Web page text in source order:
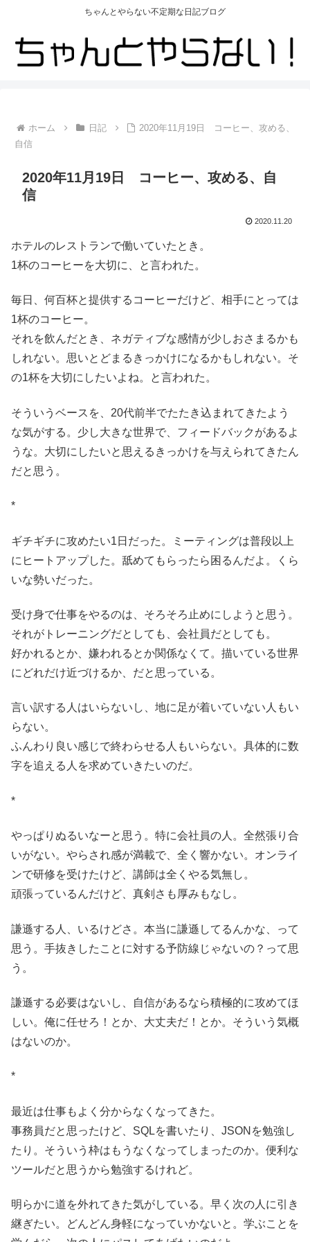
ちゃんとやらない不定期な日記ブログ
ホーム 日記
2020年11月19日 コーヒー、攻める、
自信
2020年11月19日 コーヒー、攻める、自
信
2020.11.20
ホテルのレストランで働いていたとき。
1杯のコーヒーを大切に、と言われた。
毎日、何百杯と提供するコーヒーだけど、相手にとっては
1杯のコーヒー。
それを飲んだとき、ネガティブな感情が少しおさまるかも
しれない。思いとどまるきっかけになるかもしれない。そ
の1杯を大切にしたいよね。と言われた。
そういうベースを、20代前半でたたき込まれてきたよう
な気がする。少し大きな世界で、フィードバックがあるよ
うな。大切にしたいと思えるきっかけを与えられてきたん
だと思う。
*
ギチギチに攻めたい1日だった。ミーティングは普段以上
にヒートアップした。舐めてもらったら困るんだよ。くら
いな勢いだった。
受け身で仕事をやるのは、そろそろ止めにしようと思う。
それがトレーニングだとしても、会社員だとしても。
好かれるとか、嫌われるとか関係なくて。描いている世界
にどれだけ近づけるか、だと思っている。
言い訳する人はいらないし、地に足が着いていない人もい
らない。
ふんわり良い感じで終わらせる人もいらない。具体的に数
字を追える人を求めていきたいのだ。
*
やっぱりぬるいなーと思う。特に会社員の人。全然張り合
いがない。やらされ感が満載で、全く響かない。オンライ
ンで研修を受けたけど、講師は全くやる気無し。
頑張っているんだけど、真剣さも厚みもなし。
謙遜する人、いるけどさ。本当に謙遜してるんかな、って
思う。手抜きしたことに対する予防線じゃないの？って思
う。
謙遜する必要はないし、自信があるなら積極的に攻めてほ
しい。俺に任せろ！とか、大丈夫だ！とか。そういう気概
はないのか。
*
最近は仕事もよく分からなくなってきた。
事務員だと思ったけど、SQLを書いたり、JSONを勉強し
たり。そういう枠はもうなくなってしまったのか。便利な
ツールだと思うから勉強するけれど。
明らかに道を外れてきた気がしている。早く次の人に引き
継ぎたい。どんどん身軽になっていかないと。学ぶことを